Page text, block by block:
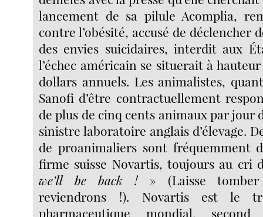
lancement de sa pilule Acomplia,
contre l’obésité, accusé de déclencher
des envies suicidaires, interdit aux
l’échec américain se situerait à
dollars annuels. Les animalistes,
Sanofi d’être contractuellement
de plus de cinq cents animaux par jour
sinistre laboratoire anglais d’élevage.
de proanimaliers sont fréquemment
firme suisse Novartis, toujours au cri
we’ll be back !» (Laisse
reviendrons !). Novartis est le
pharmaceutique mondial,